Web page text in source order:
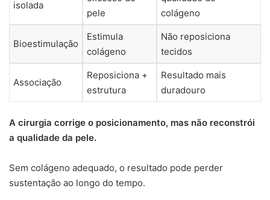
isolada
pele
colágeno
Bioestimulação
Estimula
colágeno
Não reposiciona
tecidos
Associação
Reposiciona +
estrutura
Resultado mais
duradouro
A cirurgia corrige o posicionamento, mas não reconstrói
a qualidade da pele.
Sem colágeno adequado, o resultado pode perder
sustentação ao longo do tempo.